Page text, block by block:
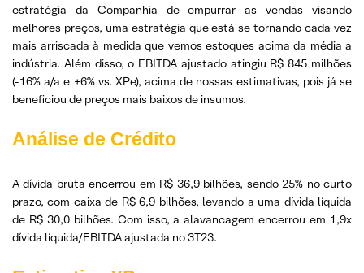
estratégia da Companhia de empurrar as vendas visando
melhores preços, uma estratégia que está se tornando cada vez
mais arriscada à medida que vemos estoques acima da média a
indústria. Além disso, o EBITDA ajustado atingiu R$ 845 milhões
(-16% a/a e +6% vs. XPe), acima de nossas estimativas, pois já se
beneficiou de preços mais baixos de insumos.
Análise de Crédito
A dívida bruta encerrou em R$ 36,9 bilhões, sendo 25% no curto
prazo, com caixa de R$ 6,9 bilhões, levando a uma dívida líquida
de R$ 30,0 bilhões. Com isso, a alavancagem encerrou em 1,9x
dívida líquida/EBITDA ajustada no 3T23.